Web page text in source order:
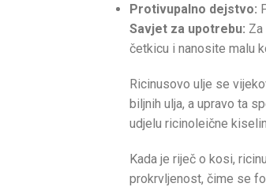
Protivupalno dejstvo:
Savjet za upotrebu:
četkicu i nanosite malu
Ricinusovo ulje se
biljnih ulja, a upravo ta
udjelu ricinoleične
Kada je riječ o kosi,
prokrvljenost, čime se